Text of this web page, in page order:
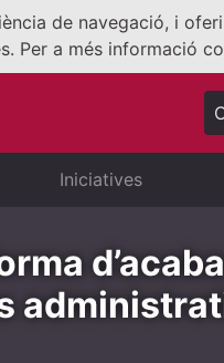
de navegació, i
Per a més informació
Iniciatives